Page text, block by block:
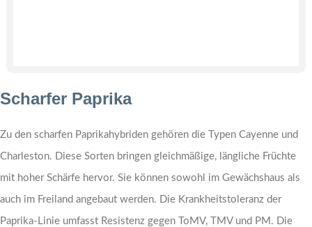
Scharfer Paprika
Zu den scharfen Paprikahybriden gehören die Typen Cayenne und
Charleston. Diese Sorten bringen gleichmäßige, längliche Früchte
mit hoher Schärfe hervor. Sie können sowohl im Gewächshaus als
auch im Freiland angebaut werden. Die Krankheitstoleranz der
Paprika-Linie umfasst Resistenz gegen ToMV, TMV und PM. Die